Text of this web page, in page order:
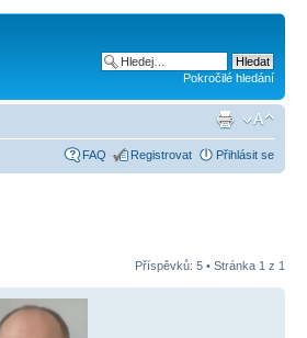
Pokročilé hledání
FAQ Registrovat Přihlásit se
Příspěvků: 5 • Stránka 1 z 1